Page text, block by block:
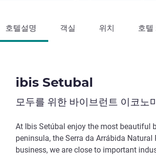
호텔설명 객실 위치 호텔
ibis Setubal
모두를 위한 바이브런트 이코노
At Ibis Setúbal enjoy the most beautiful
peninsula, the Serra da Arrábida
business, we are close to important